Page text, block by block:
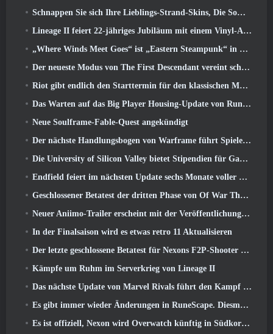
Schnappen Sie sich Ihre Lieblings-Strand-Skins, Die Sommerspiele sind zu Overwatch zurückgekehrt
Lineage II feiert 22-jähriges Jubiläum mit einem Vinyl-Album in Collector’s Edition
„Where Winds Meet Goes“ ist „Eastern Steampunk“ in der Version 2.0
Der neueste Modus von The First Descendant vereint schwierige Void-Intercept-Kämpfe und die Tiefen
Riot gibt endlich den Starttermin für den klassischen Modus von League of Legends bekannt
Das Warten auf das Big Player Housing-Update von RuneScape hat ein Ende
Neue Soulframe-Fable-Quest angekündigt
Der nächste Handlungsbogen von Warframe führt Spieler zu einer völlig neuen Sternenkarte, Das Tau-System
Die University of Silicon Valley bietet Stipendien für Gaming an und einige der Anforderungen sind interessant
Endfield feiert im nächsten Update sechs Monate voller Fabriken und Seilrutschen
Geschlossener Betatest der dritten Phase von Of War Thunder Infantry Battles angekündigt
Neuer Aniimo-Trailer erscheint mit der Veröffentlichung des neuesten geschlossenen Betatests
In der Finalsaison wird es etwas retro 11 Aktualisieren
Der letzte geschlossene Betatest für Nexons F2P-Shooter Sudden Attack Zero Point hat heute begonnen
Kämpfe um Ruhm im Serverkrieg von Lineage II
Das nächste Update von Marvel Rivals führt den Kampf zu den Göttern
Es gibt immer wieder Änderungen in RuneScape. Diesmal handelt es sich um Spielerunterkünfte
Es ist offiziell, Nexon wird Overwatch künftig in Südkorea veröffentlichen